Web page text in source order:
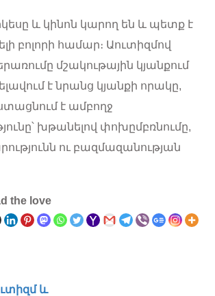
և կինոն կարող են և պետք է
բոլորի համար։ Աուտիզմով
մշակութային կյանքում
է նրանց կյանքի որակը,
է ամբողջ
խթանելով փոխըմբռնումը,
ու բազմազանության
the love
և